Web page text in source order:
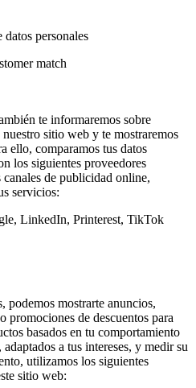
personales
match
te informaremos sobre
sitio web y te mostraremos
ello, comparamos tus datos
los siguientes proveedores
de publicidad online,
servicios:
LinkedIn, Printerest, TikTok
podemos mostrarte anuncios,
promociones de descuentos para
basados en tu comportamiento
a tus intereses, y medir su
utilizamos los siguientes
sitio web: